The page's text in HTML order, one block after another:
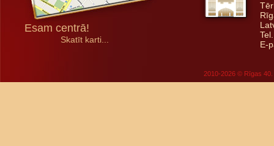
Esam centrā!
Skatīt karti...
E-
2010-2026 © Rīgas